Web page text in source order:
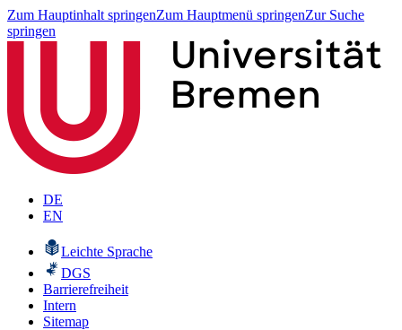
Zum Hauptinhalt springenZum Hauptmenü springenZur Suche
springen
DE
EN
Leichte Sprache
DGS
Barrierefreiheit
Intern
Sitemap